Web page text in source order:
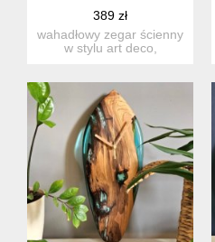
389 zł
wahadłowy zegar ścienny
w stylu art deco,